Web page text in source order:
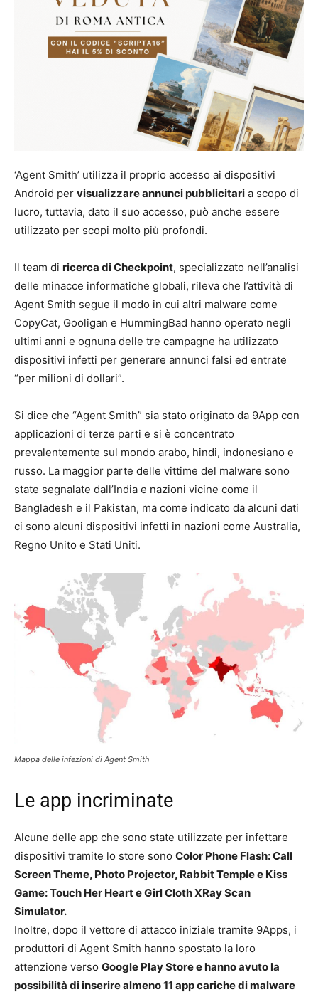
‘Agent Smith’ utilizza il proprio accesso ai dispositivi
Android per visualizzare annunci pubblicitari a scopo di
lucro, tuttavia, dato il suo accesso, può anche essere
utilizzato per scopi molto più profondi.
Il team di ricerca di Checkpoint, specializzato nell’analisi
delle minacce informatiche globali, rileva che l’attività di
Agent Smith segue il modo in cui altri malware come
CopyCat, Gooligan e HummingBad hanno operato negli
ultimi anni e ognuna delle tre campagne ha utilizzato
dispositivi infetti per generare annunci falsi ed entrate
“per milioni di dollari”.
Si dice che “Agent Smith” sia stato originato da 9App con
applicazioni di terze parti e si è concentrato
prevalentemente sul mondo arabo, hindi, indonesiano e
russo. La maggior parte delle vittime del malware sono
state segnalate dall’India e nazioni vicine come il
Bangladesh e il Pakistan, ma come indicato da alcuni dati
ci sono alcuni dispositivi infetti in nazioni come Australia,
Regno Unito e Stati Uniti.
Mappa delle infezioni di Agent Smith
Le app incriminate
Alcune delle app che sono state utilizzate per infettare
dispositivi tramite lo store sono Color Phone Flash: Call
Screen Theme, Photo Projector, Rabbit Temple e Kiss
Game: Touch Her Heart e Girl Cloth XRay Scan
Simulator.
Inoltre, dopo il vettore di attacco iniziale tramite 9Apps, i
produttori di Agent Smith hanno spostato la loro
attenzione verso Google Play Store e hanno avuto la
possibilità di inserire almeno 11 app cariche di malware